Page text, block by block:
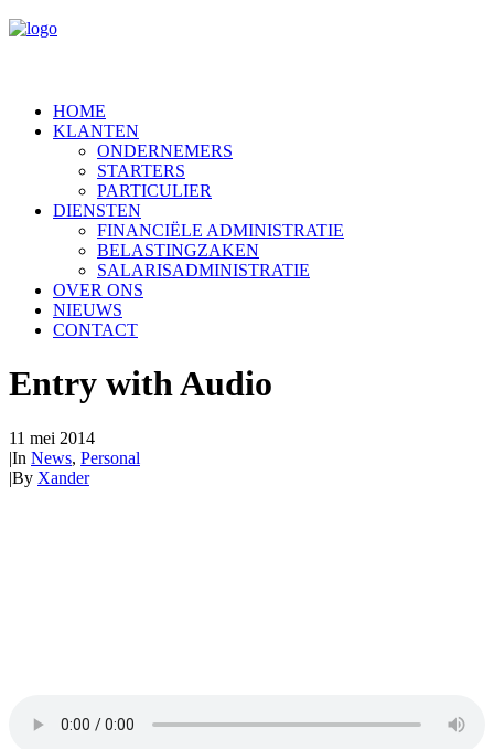
HOME
KLANTEN
ONDERNEMERS
STARTERS
PARTICULIER
DIENSTEN
FINANCIËLE ADMINISTRATIE
BELASTINGZAKEN
SALARISADMINISTRATIE
OVER ONS
NIEUWS
CONTACT
Entry with Audio
11 mei 2014
|In News, Personal
|By Xander